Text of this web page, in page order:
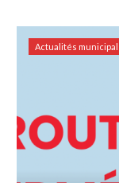
Actualités